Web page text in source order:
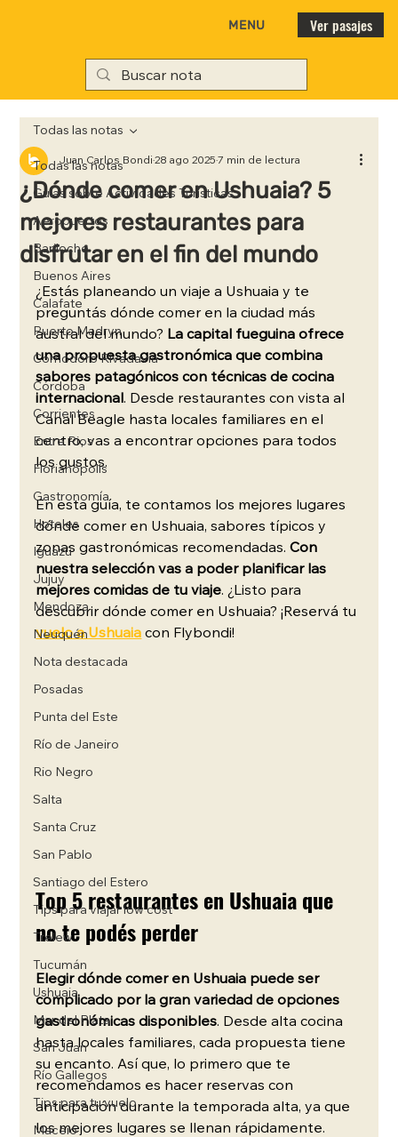
MENU Ver pasajes
Todas las notas
Guías sobre Actividades Turísticas
Aeropuertos
Bariloche
Buenos Aires
Calafate
Puerto Madryn
Comodoro Rivadavia
Córdoba
Corrientes
Entre Rios
Florianópolis
Gastronomía
Hoteles
Iguazú
Jujuy
Mendoza
Neuquén
Nota destacada
Posadas
Punta del Este
Río de Janeiro
Rio Negro
Salta
Santa Cruz
San Pablo
Santiago del Estero
Tips para viajar low cost
Trelew
Tucumán
Ushuaia
Mar del Plata
San Juan
Río Gallegos
Tips para tu vuelo
Maceió
Todas las notas
¿Dónde comer en Ushuaia? 5
mejores restaurantes para
disfrutar en el fin del mundo
Juan Carlos Bondi28 ago 20257 min de lectura
¿Estás planeando un viaje a Ushuaia y te
preguntás dónde comer en la ciudad más
austral del mundo? La capital fueguina ofrece
una propuesta gastronómica que combina
sabores patagónicos con técnicas de cocina
internacional. Desde restaurantes con vista al
Canal Beagle hasta locales familiares en el
centro, vas a encontrar opciones para todos
los gustos.
En esta guía, te contamos los mejores lugares
dónde comer en Ushuaia, sabores típicos y
zonas gastronómicas recomendadas. Con
nuestra selección vas a poder planificar las
mejores comidas de tu viaje. ¿Listo para
descubrir dónde comer en Ushuaia? ¡Reservá tu
vuelo a Ushuaia con Flybondi!
Top 5 restaurantes en Ushuaia que
no te podés perder
Elegir dónde comer en Ushuaia puede ser
complicado por la gran variedad de opciones
gastronómicas disponibles. Desde alta cocina
hasta locales familiares, cada propuesta tiene
su encanto. Así que, lo primero que te
recomendamos es hacer reservas con
anticipación durante la temporada alta, ya que
los mejores lugares se llenan rápidamente.